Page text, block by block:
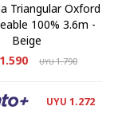
Triangular Oxford
100% 3.6m -
Beige
1.590 UYU1.790
UYU 1.272